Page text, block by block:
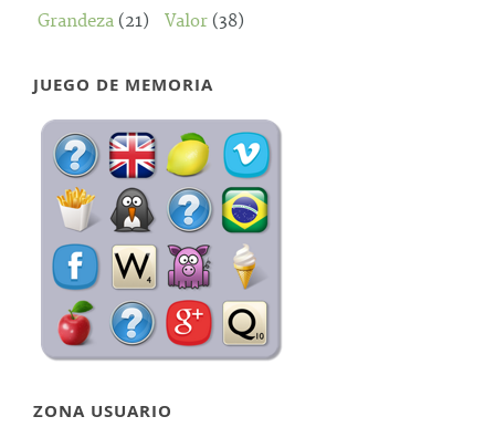
Grandeza (21) Valor (38)
JUEGO DE MEMORIA
ZONA USUARIO